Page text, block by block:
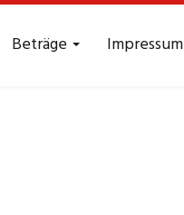
Beträge Impressum